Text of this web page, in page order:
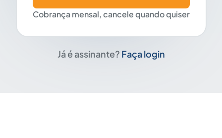
Cobrança mensal, cancele quando quiser
Já é assinante? Faça login